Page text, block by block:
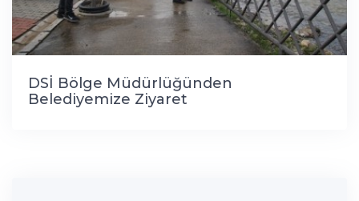
DSİ Bölge Müdürlüğünden
Belediyemize Ziyaret